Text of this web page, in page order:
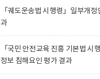
「궤도운송법 시행령」일부개
과
「국민 안전교육 진흥 기본법
정보 침해요인 평가 결과